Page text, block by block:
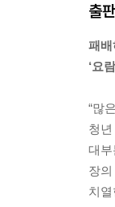
시
---
나
이
이
들
래
출
패
‘요
“많
청
대
장
치